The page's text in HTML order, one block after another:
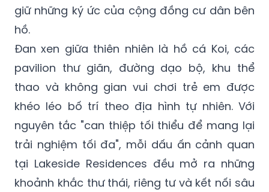
giữ những ký ức của cộng đồng cư dân bên
hồ.
Đan xen giữa thiên nhiên là hồ cá Koi, các
pavilion thư giãn, đường dạo bộ, khu thể
thao và không gian vui chơi trẻ em được
khéo léo bố trí theo địa hình tự nhiên. Với
nguyên tắc "can thiệp tối thiểu để mang lại
trải nghiệm tối đa", mỗi dấu ấn cảnh quan
tại Lakeside Residences đều mở ra những
khoảnh khắc thư thái, riêng tư và kết nối sâu